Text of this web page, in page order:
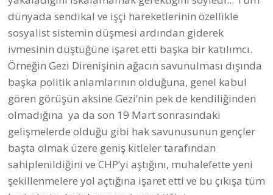
dünyada sendikal ve işçi hareketlerinin özellikle
sosyalist sistemin düşmesi ardından giderek
ivmesinin düştüğüne işaret etti başka bir katılımcı.
Örneğin Gezi Direnişinin ağacın savunulması dışında
başka politik anlamlarının olduğuna, genel kabul
gören görüşün aksine Gezi’nin pek de kendiliğinden
olmadığına ya da son 19 Mart sonrasındaki
gelişmelerde olduğu gibi hak savunusunun gençler
başta olmak üzere geniş kitleler tarafından
sahiplenildiğini ve CHP’yi aştığını, muhalefette yeni
şekillenmelere yol açtığına işaret etti ve bu çıkışa tüm